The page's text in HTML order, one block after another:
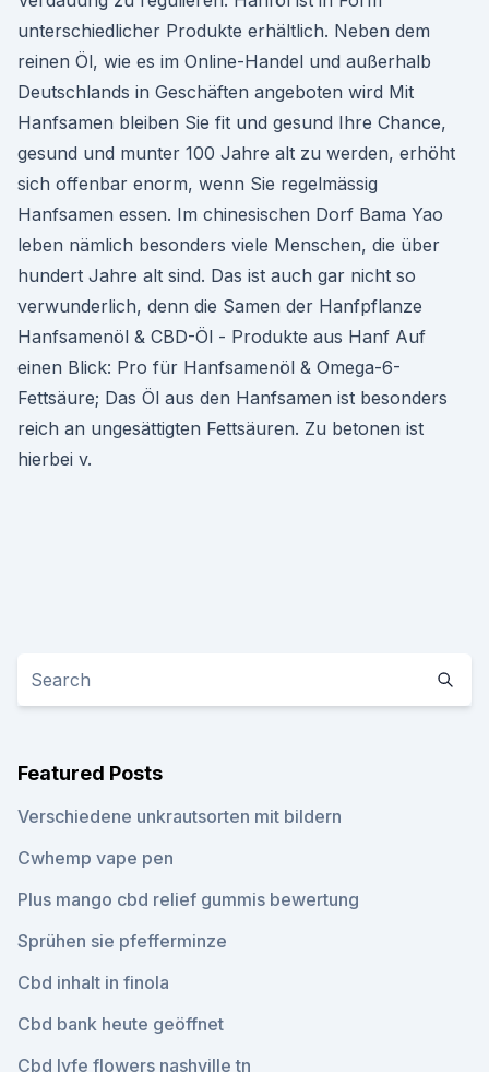
unterschiedlicher Produkte erhältlich. Neben dem
reinen Öl, wie es im Online-Handel und außerhalb
Deutschlands in Geschäften angeboten wird Mit
Hanfsamen bleiben Sie fit und gesund Ihre Chance,
gesund und munter 100 Jahre alt zu werden, erhöht
sich offenbar enorm, wenn Sie regelmässig
Hanfsamen essen. Im chinesischen Dorf Bama Yao
leben nämlich besonders viele Menschen, die über
hundert Jahre alt sind. Das ist auch gar nicht so
verwunderlich, denn die Samen der Hanfpflanze
Hanfsamenöl & CBD-Öl - Produkte aus Hanf Auf
einen Blick: Pro für Hanfsamenöl & Omega-6-
Fettsäure; Das Öl aus den Hanfsamen ist besonders
reich an ungesättigten Fettsäuren. Zu betonen ist
hierbei v.
Featured Posts
Verschiedene unkrautsorten mit bildern
Cwhemp vape pen
Plus mango cbd relief gummis bewertung
Sprühen sie pfefferminze
Cbd inhalt in finola
Cbd bank heute geöffnet
Cbd lyfe flowers nashville tn